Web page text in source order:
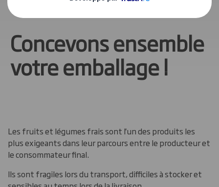
Concevons ensemble
votre emballage !
Les fruits et légumes frais sont l'un des produits les
plus exigeants dans leur parcours entre le producteur et
le consommateur final.
Ils sont fragiles lors du transport, difficiles à stocker et